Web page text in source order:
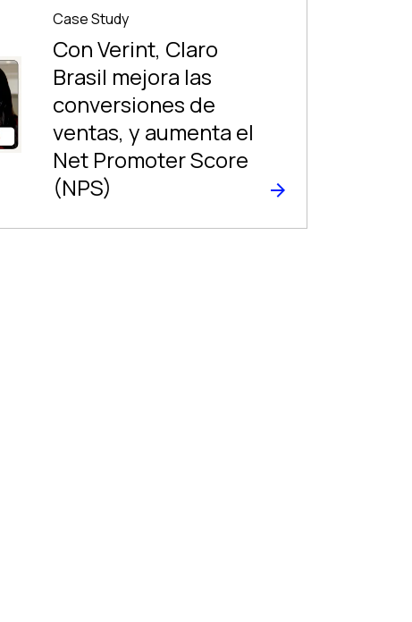
Case Study
Con Verint, Claro
Brasil mejora las
conversiones de
ventas, y aumenta el
Net Promoter Score
(NPS)